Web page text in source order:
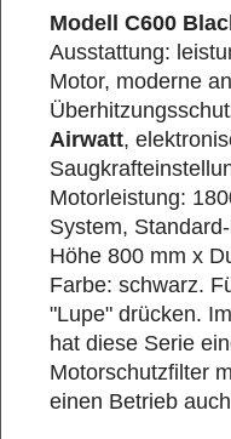
Modell C600
Ausstattung:
Motor, moderne
Airwatt,
Motorleistung:
System,
Höhe 800 mm x
Farbe: schwarz.
"Lupe" drücken.
hat diese Serie
Motorschutzfilter
einen Betrieb